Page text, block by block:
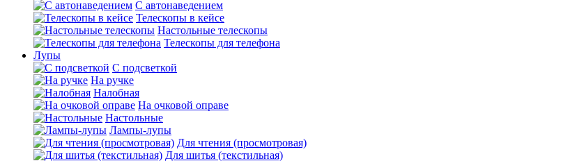
С автонаведением
Телескопы в кейсе
Настольные телескопы
Телескопы для телефона
Лупы
С подсветкой
На ручке
Налобная
На очковой оправе
Настольные
Лампы-лупы
Для чтения (просмотровая)
Для шитья (текстильная)